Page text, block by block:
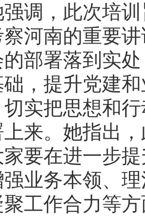
强调，此次培
河南的重要
部署落到实
，提升党建
实把思想和
来。她指出
要在进一步
业务本领、
聚工作合力等